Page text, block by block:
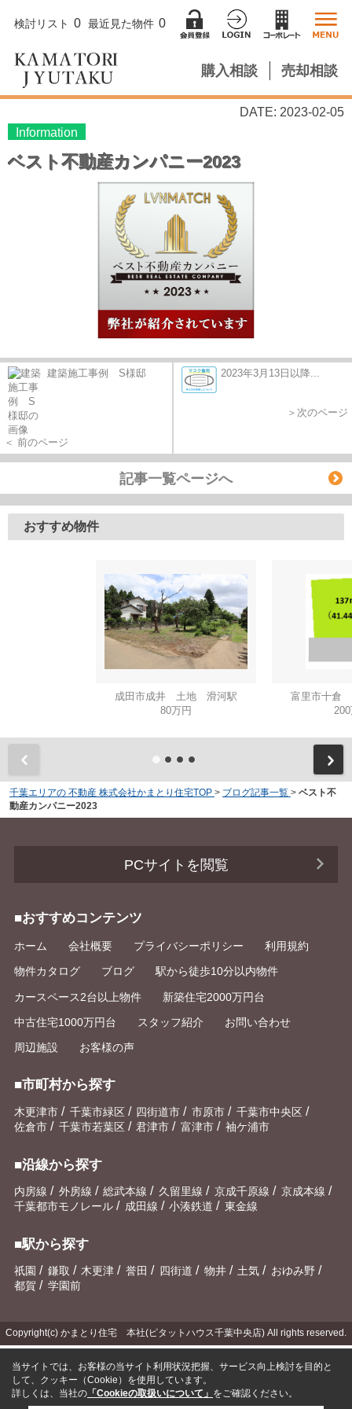
検討リスト 0 最近見た物件 0
購入相談 売却相談
DATE: 2023-02-05
Information
ベスト不動産カンパニー2023
建築施工事例 S様邸
＜ 前のページ
2023年3月13日以降...
＞次のページ
記事一覧ページへ
おすすめ物件
成田市成井 土地 滑河駅
80万円
富里市十倉
千葉エリアの 不動産 株式会社かまとり住宅TOP > ブログ記事一覧 > ベスト不
動産カンパニー2023
PCサイトを閲覧
■おすすめコンテンツ
ホーム 会社概要 プライバシーポリシー 利用規約
物件カタログ ブログ 駅から徒歩10分以内物件
カースペース2台以上物件 新築住宅2000万円台
中古住宅1000万円台 スタッフ紹介 お問い合わせ
周辺施設 お客様の声
■市町村から探す
木更津市 / 千葉市緑区 / 四街道市 / 市原市 / 千葉市中央区 /
佐倉市 / 千葉市若葉区 / 君津市 / 富津市 / 袖ケ浦市
■沿線から探す
内房線 / 外房線 / 総武本線 / 久留里線 / 京成千原線 / 京成本線 /
千葉都市モノレール / 成田線 / 小湊鉄道 / 東金線
■駅から探す
祇園 / 鎌取 / 木更津 / 誉田 / 四街道 / 物井 / 土気 / おゆみ野 /
都賀 / 学園前
Copyright(c) かまとり住宅 本社(ピタットハウス千葉中央店) All rights reserved.
当サイトでは、お客様の当サイト利用状況把握、サービス向上検討を目的と
して、クッキー（Cookie）を使用しています。
詳しくは、当社の 「Cookieの取扱いについて」 をご確認ください。